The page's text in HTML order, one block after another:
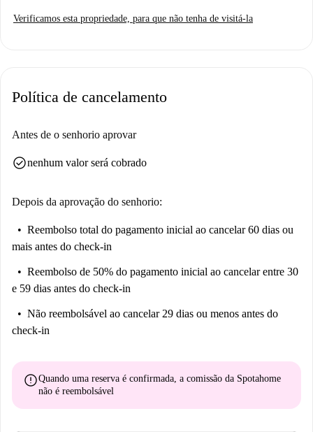
Verificamos esta propriedade, para que não tenha de visitá-la
Política de cancelamento
Antes de o senhorio aprovar
check_circlenenhum valor será cobrado
Depois da aprovação do senhorio:
Reembolso total do pagamento inicial ao cancelar 60 dias ou
mais antes do check-in
Reembolso de 50% do pagamento inicial ao cancelar entre 30
e 59 dias antes do check-in
Não reembolsável ao cancelar 29 dias ou menos antes do
check-in
errorQuando uma reserva é confirmada, a comissão da Spotahome
não é reembolsável